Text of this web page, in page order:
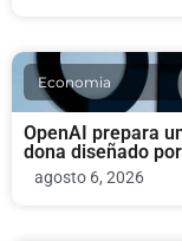
Economia
OpenAI prepara
dona diseñado
agosto 6, 2026